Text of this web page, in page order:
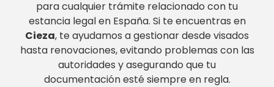
para cualquier trámite relacionado con tu
estancia legal en España. Si te encuentras en
Cieza, te ayudamos a gestionar desde visados
hasta renovaciones, evitando problemas con las
autoridades y asegurando que tu
documentación esté siempre en regla.